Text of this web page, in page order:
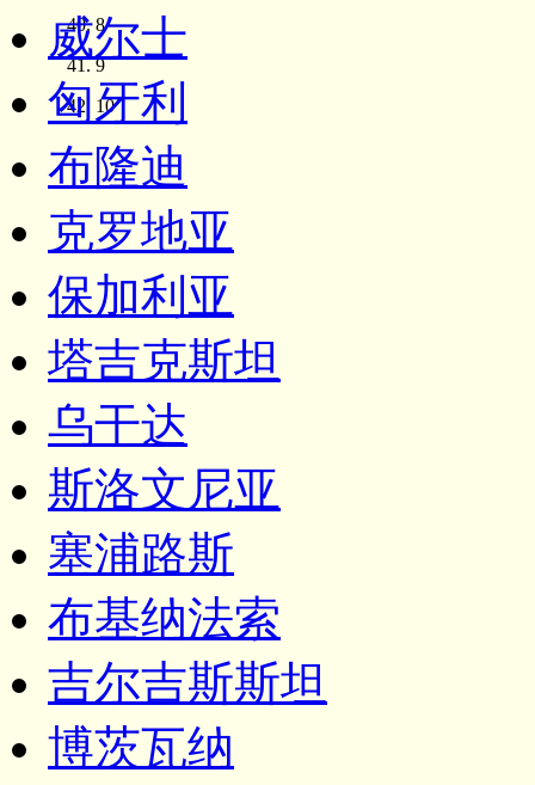
8
9
10
威尔士
匈牙利
布隆迪
克罗地亚
保加利亚
塔吉克斯坦
乌干达
斯洛文尼亚
塞浦路斯
布基纳法索
吉尔吉斯斯坦
博茨瓦纳